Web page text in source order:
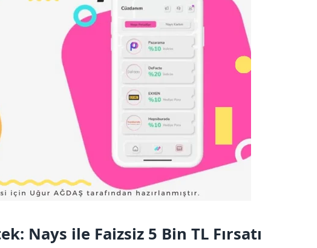
Nays ile Faizsiz 5 Bin TL Fırsatı